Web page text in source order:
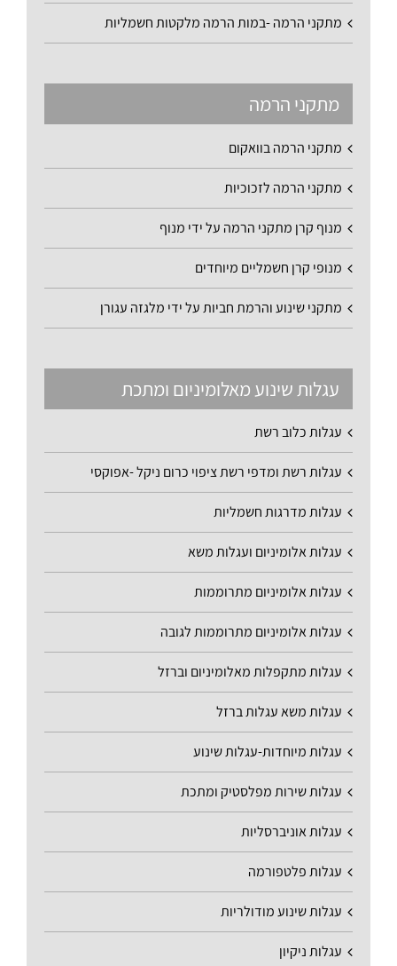
מתקני הרמה -במות הרמה מלקטות חשמליות
מתקני הרמה
מתקני הרמה בוואקום
מתקני הרמה לזכוכיות
מנוף קרן מתקני הרמה על ידי מנוף
מנופי קרן חשמליים מיוחדים
מתקני שינוע והרמת חביות על ידי מלגזה עגורן
עגלות שינוע מאלומיניום ומתכת
עגלות כלוב רשת
עגלות רשת ומדפי רשת ציפוי כרום ניקל -אפוקסי
עגלות מדרגות חשמליות
עגלות אלומיניום ועגלות משא
עגלות אלומיניום מתרוממות
עגלות אלומיניום מתרוממות לגובה
עגלות מתקפלות מאלומיניום וברזל
עגלות משא עגלות ברזל
עגלות מיוחדות-עגלות שינוע
עגלות שירות מפלסטיק ומתכת
עגלות אוניברסליות
עגלות פלטפורמה
עגלות שינוע מודולריות
עגלות ניקיון